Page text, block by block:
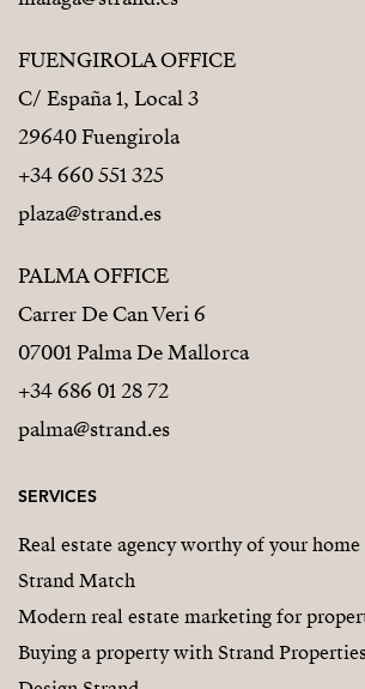
FUENGIROLA OFFICE
C/ España 1, Local 3
29640 Fuengirola
+34 660 551 325
plaza@strand.es
PALMA OFFICE
Carrer De Can Veri 6
07001 Palma De Mallorca
+34 686 01 28 72
palma@strand.es
SERVICES
Real estate agency worthy of your home
Strand Match
Modern real estate marketing for
Buying a property with Strand Properties